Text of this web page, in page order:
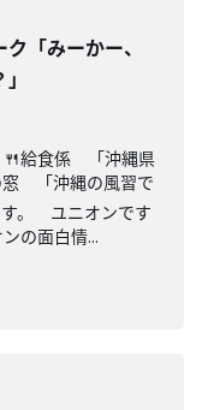
「みーかー、
🍴給食係 「沖縄県
窓 「沖縄の風習で
。 ユニオンです
の面白情...